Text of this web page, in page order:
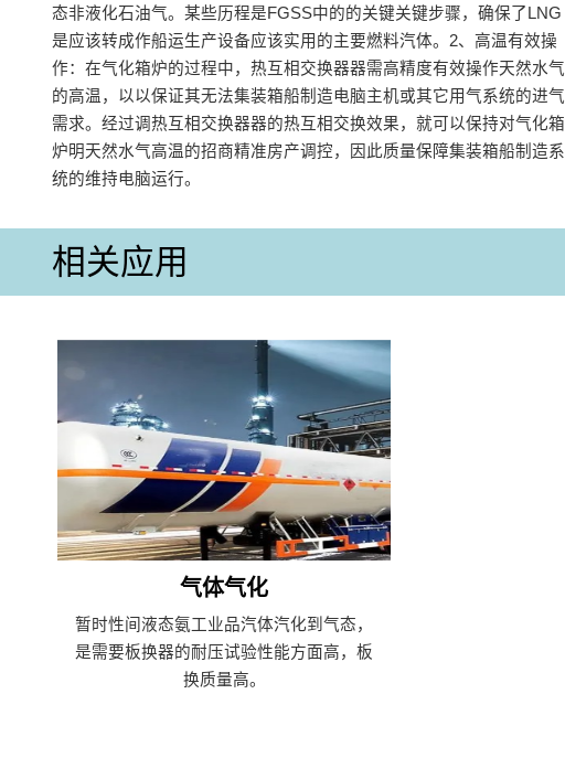
态非液化石油气。某些历程是FGSS中的的关键关键步骤，确保了LNG
是应该转成作船运生产设备应该实用的主要燃料汽体‌。‌2、高温有效操
作‌：在气化箱炉的过程中，热互相交换器器需高精度有效操作天然水气
的高温，以以保证其无法集装箱船制造电脑主机或其它用气系统的进气
需求。经过调热互相交换器器的热互相交换效果，就可以保持对气化箱
炉明天然水气高温的招商精准房产调控，因此质量保障集装箱船制造系
统的维持电脑运行‌。
相关应用
气体气化
暂时性间液态氨工业品汽体汽化到气态，
是需要板换器的耐压试验性能方面高，板
换质量高。